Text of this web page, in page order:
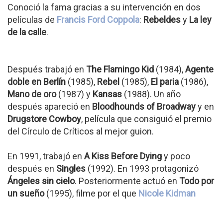
Conoció la fama gracias a su intervención en dos
películas de Francis Ford Coppola: Rebeldesy La ley
de la calle.
Después trabajó en The Flamingo Kid (1984),Agente
doble en Berlín (1985), Rebel (1985), El paria (1986),
Mano de oro(1987) y Kansas (1988). Un año
después apareció en Bloodhounds of Broadwayy en
Drugstore Cowboy, película que consiguió el premio
del Círculo de Críticos al mejor guion.
En 1991, trabajó en A Kiss Before Dyingy poco
después en Singles (1992). En 1993 protagonizó
Ángeles sin cielo. Posteriormente actuó en Todo por
un sueño(1995), filme por el que Nicole Kidman